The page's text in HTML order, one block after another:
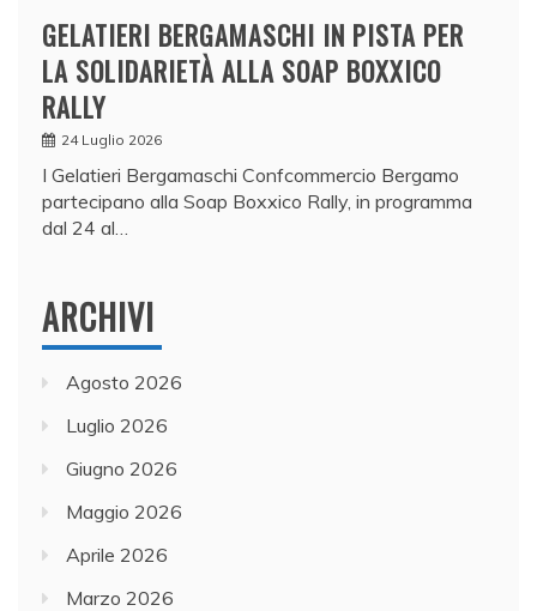
GELATIERI BERGAMASCHI IN PISTA PER
LA SOLIDARIETÀ ALLA SOAP BOXXICO
RALLY
24 Luglio 2026
I Gelatieri Bergamaschi Confcommercio Bergamo
partecipano alla Soap Boxxico Rally, in programma
dal 24 al…
ARCHIVI
Agosto 2026
Luglio 2026
Giugno 2026
Maggio 2026
Aprile 2026
Marzo 2026